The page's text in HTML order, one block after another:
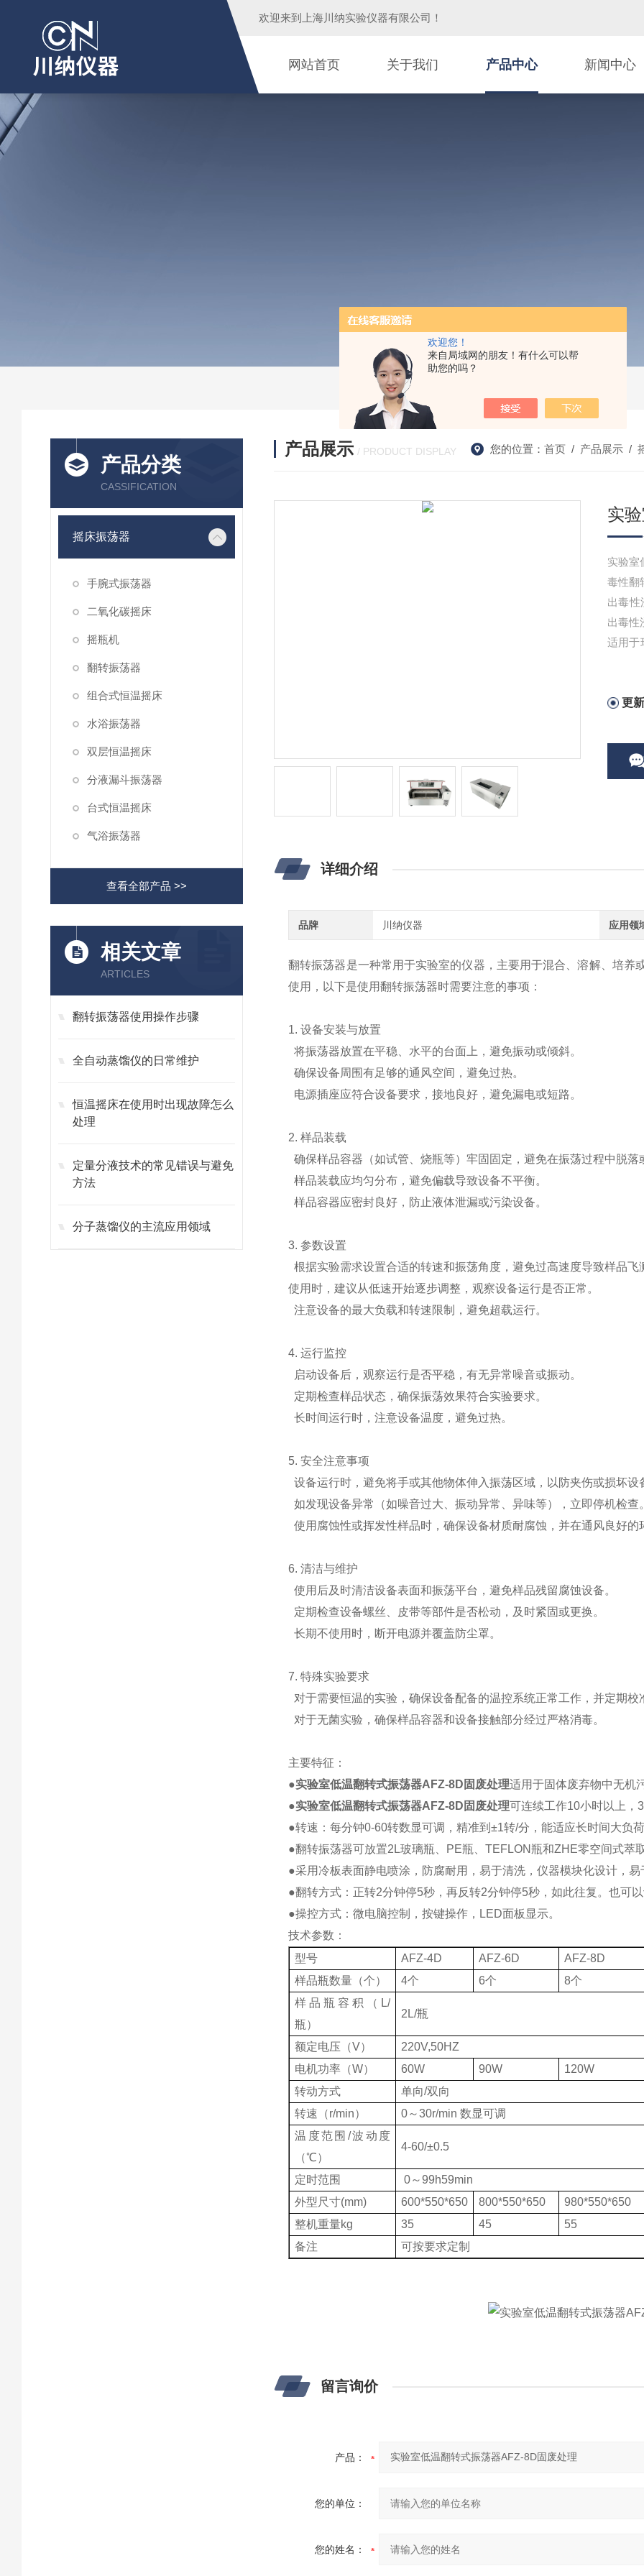
欢迎您！
来自局域网的朋友！有什么可以帮
助您的吗？
欢迎来到 上海川纳实验仪器有限公司 ！
网站首页 关于我们 产品中心 新闻中心
产品分类
CASSIFICATION
摇床振荡器
手腕式振荡器
二氧化碳摇床
摇瓶机
翻转振荡器
组合式恒温摇床
水浴振荡器
双层恒温摇床
分液漏斗振荡器
台式恒温摇床
气浴振荡器
查看全部产品 >>
相关文章
ARTICLES
翻转振荡器使用操作步骤
全自动蒸馏仪的日常维护
恒温摇床在使用时出现故障怎么
处理
定量分液技术的常见错误与避免
方法
分子蒸馏仪的主流应用领域
产品展示 / PRODUCT DISPLAY 您的位置： 首页/ 产品展示/
实
实验室
毒性翻
出毒性
出毒性
适用于
更
详细介绍
品牌 川纳仪器 应用领
翻转振荡器是一种常用于实验室的仪器，主要用于混合、溶解、培养
使用，以下是使用翻转振荡器时需要注意的事项：
1. 设备安装与放置
将振荡器放置在平稳、水平的台面上，避免振动或倾斜。
确保设备周围有足够的通风空间，避免过热。
电源插座应符合设备要求，接地良好，避免漏电或短路。
2. 样品装载
确保样品容器（如试管、烧瓶等）牢固固定，避免在振荡过程中脱落
样品装载应均匀分布，避免偏载导致设备不平衡。
样品容器应密封良好，防止液体泄漏或污染设备。
3. 参数设置
根据实验需求设置合适的转速和振荡角度，避免过高速度导致样品飞
使用时，建议从低速开始逐步调整，观察设备运行是否正常。
注意设备的最大负载和转速限制，避免超载运行。
4. 运行监控
启动设备后，观察运行是否平稳，有无异常噪音或振动。
定期检查样品状态，确保振荡效果符合实验要求。
长时间运行时，注意设备温度，避免过热。
5. 安全注意事项
设备运行时，避免将手或其他物体伸入振荡区域，以防夹伤或损坏设
如发现设备异常（如噪音过大、振动异常、异味等），立即停机检查。
使用腐蚀性或挥发性样品时，确保设备材质耐腐蚀，并在通风良好的
6. 清洁与维护
使用后及时清洁设备表面和振荡平台，避免样品残留腐蚀设备。
定期检查设备螺丝、皮带等部件是否松动，及时紧固或更换。
长期不使用时，断开电源并覆盖防尘罩。
7. 特殊实验要求
对于需要恒温的实验，确保设备配备的温控系统正常工作，并定期校
对于无菌实验，确保样品容器和设备接触部分经过严格消毒。
主要特征：
●实验室低温翻转式振荡器AFZ-8D固废处理适用于固体废弃物中无机
●实验室低温翻转式振荡器AFZ-8D固废处理可连续工作10小时以上，
●转速：每分钟0-60转数显可调，精准到±1转/分，能适应长时间大负荷
●翻转振荡器可放置2L玻璃瓶、PE瓶、TEFLON瓶和ZHE零空间式萃取
●采用冷板表面静电喷涂，防腐耐用，易于清洗，仪器模块化设计，易
●翻转方式：正转2分钟停5秒，再反转2分钟停5秒，如此往复。也可以
●操控方式：微电脑控制，按键操作，LED面板显示。
技术参数：
型号
AFZ-4D AFZ-6D AFZ-8D
样品瓶数量（个）
4个 6个 8个
样品瓶容积（L/
瓶）
2L/瓶
额定电压（V）
220V,50HZ
电机功率（W）
60W 90W 120W
转动方式
单向/双向
转速（r/min）
0～30r/min 数显可调
温度范围/波动度
（℃）
4-60/±0.5
定时范围
0～99h59min
外型尺寸(mm)
600*550*650 800*550*650 980*550*650
整机重量kg
35 45 55
备注
可按要求定制
留言询价
产品：
您的单位：
您的姓名：